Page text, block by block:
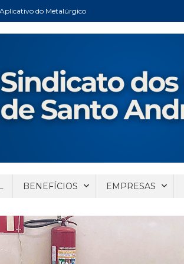
Aplicativo do Metalúrgico
e Mauá
André e Mauá
BENEFÍCIOS EMPRESAS